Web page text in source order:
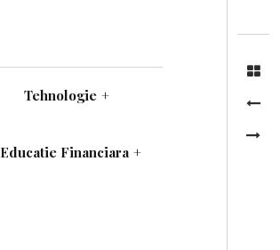
Tehnologie +
Educatie Financiara +